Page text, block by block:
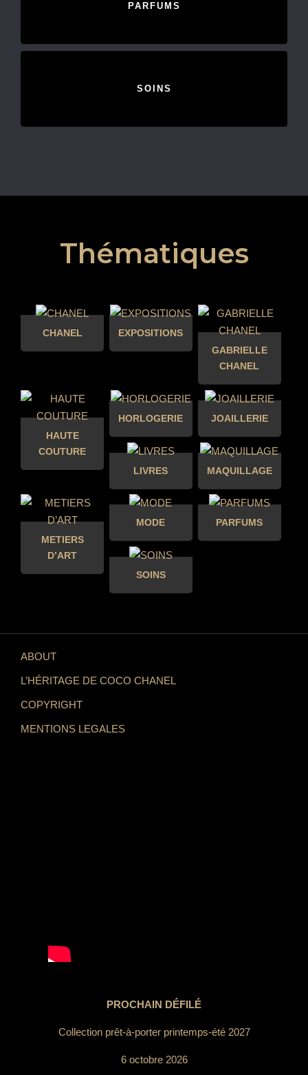
PARFUMS
SOINS
Thématiques
CHANEL
EXPOSITIONS
GABRIELLE
CHANEL
HAUTE
COUTURE
HORLOGERIE JOAILLERIE
LIVRES MAQUILLAGE
METIERS
D’ART
MODE PARFUMS
SOINS
ABOUT
L’HÉRITAGE DE COCO CHANEL
COPYRIGHT
MENTIONS LEGALES
PROCHAIN DÉFILÉ
Collection prêt-à-porter printemps-été 2027
6 octobre 2026